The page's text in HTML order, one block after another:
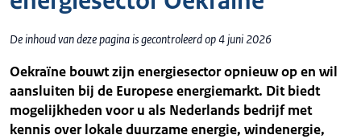
De inhoud van deze pagina is gecontroleerd op 4 juni 2026
Oekraïne bouwt zijn energiesector opnieuw op en wil
aansluiten bij de Europese energiemarkt. Dit biedt
mogelijkheden voor u als Nederlands bedrijf met
kennis over lokale duurzame energie, windenergie,